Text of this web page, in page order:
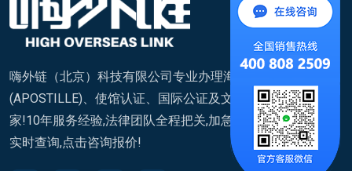
嗨外链（北京）科技有限公司专业办理海牙认证
(APOSTILLE)、使馆认证、国际公证及文件翻译,覆盖200+国
家!10年服务经验,法律团队全程把关,加急通道快至7天,进度
实时查询,点击咨询报价!